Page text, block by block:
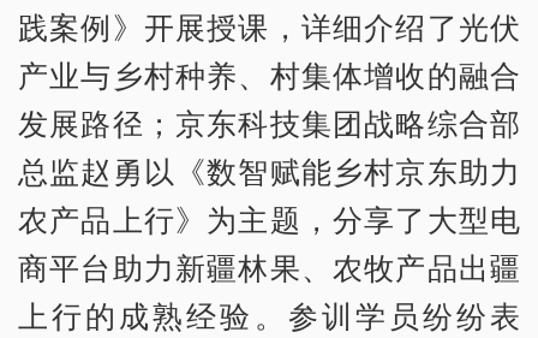
践案例》开展授课，详细介绍了光伏
产业与乡村种养、村集体增收的融合
发展路径；京东科技集团战略综合部
总监赵勇以《数智赋能乡村京东助力
农产品上行》为主题，分享了大型电
商平台助力新疆林果、农牧产品出疆
上行的成熟经验。参训学员纷纷表